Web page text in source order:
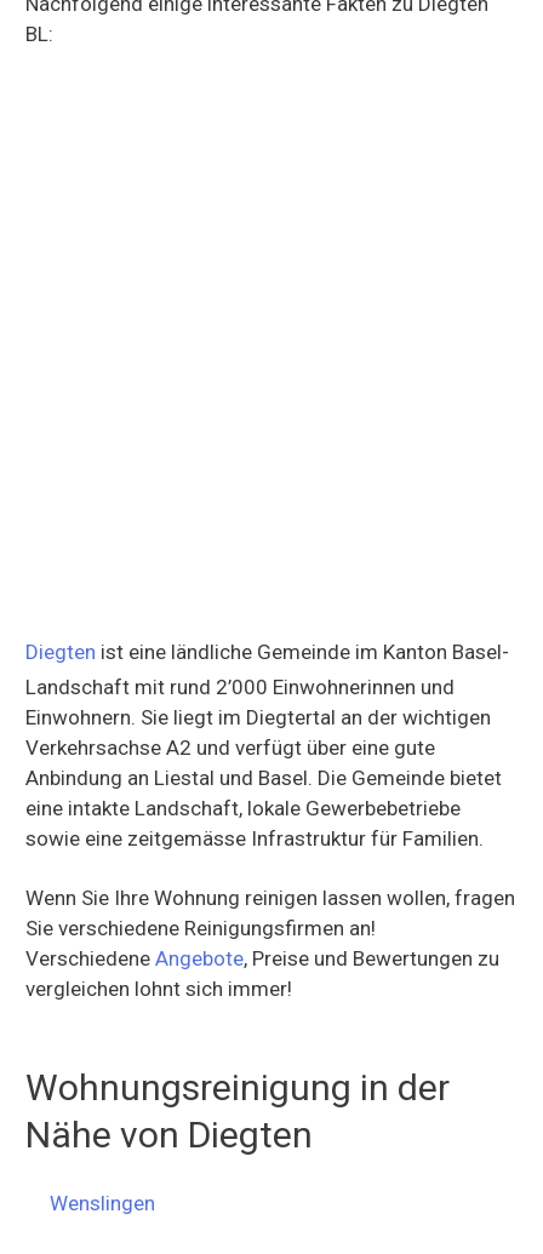
BL:
Diegten ist eine ländliche Gemeinde im Kanton Basel-
Landschaft mit rund 2’000 Einwohnerinnen und
Einwohnern. Sie liegt im Diegtertal an der wichtigen
Verkehrsachse A2 und verfügt über eine gute
Anbindung an Liestal und Basel. Die Gemeinde bietet
eine intakte Landschaft, lokale Gewerbebetriebe
sowie eine zeitgemässe Infrastruktur für Familien.
Wenn Sie Ihre Wohnung reinigen lassen wollen, fragen
Sie verschiedene Reinigungsfirmen an!
Verschiedene Angebote, Preise und Bewertungen zu
vergleichen lohnt sich immer!
Wohnungsreinigung in der
Nähe von Diegten
Wenslingen